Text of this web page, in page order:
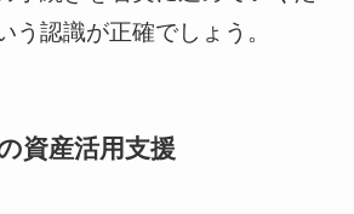
う認識が正確でしょう。
資産活用支援